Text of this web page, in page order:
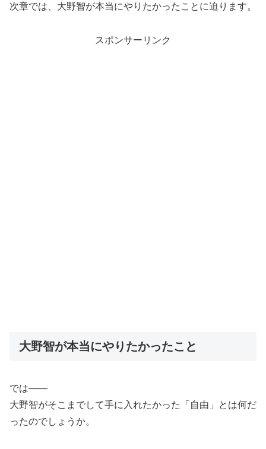
次章では、大野智が本当にやりたかったことに迫ります。
スポンサーリンク
大野智が本当にやりたかったこと
では――
大野智がそこまでして手に入れたかった「自由」とは何だ
ったのでしょうか。